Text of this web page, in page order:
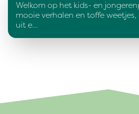
Welkom op het kids- en
mooie verhalen en toffe
uit e…